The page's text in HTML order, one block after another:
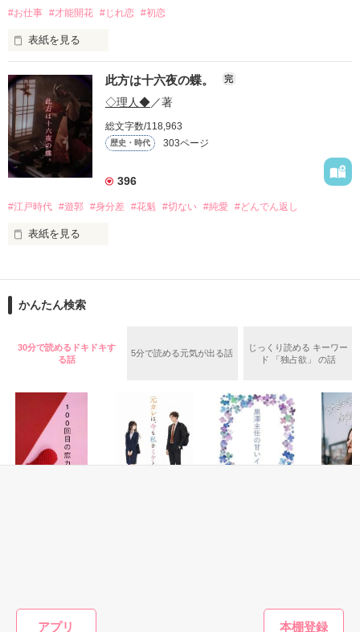
アプリ
#お仕事 #才能開花 #じれ恋 #初恋
表紙を見る
「私が一条家に婿入りしたのは、ただ単に澄乃さんと結婚した
かったからです」
借金で差し押さえ寸前の一条伯爵家。
絶望する令嬢・澄乃の前に現れたのは、有能な若き少佐・橘朔
也だった。
彼は莫大な借財を肩代わりする代わりに、澄乃への「婿入り」
拒否権のない契約結婚。
を示される。
「あなたの好きなものは、きっと良いものです」
る澄乃の「刺繍」を、誰よりも尊重し、守り抜こうとする。
子の影が忍び寄り――。
没落令嬢が、一途すぎる軍人の愛に包囲され、自らの誇りであ
る日本刺繍の腕で運命を切り拓いてゆく、大正浪漫×逆転夫婦
愛！
此方は十六夜の蝶。 完
◇理人◆／著
総文字数/118,963
歴史・時代 303ページ
396
#江戸時代 #遊郭 #身分差 #花魁 #切ない #純愛 #どんでん返し
表紙を見る
どうぞ極楽浄土へ。
男が女を買うのではありんせん。
女が男を買い、女が夢を見る場所でありんす。
かんたん検索
30分で読めるドキドキす
る話
5分で読める元気が出る話
じっくり読める キーワー
ド 「独占欲」 の話
もっと見る